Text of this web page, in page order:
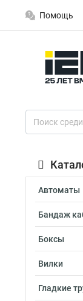
Помощь
Автоматы
Бандаж
Боксы
Вилки
Гладкие